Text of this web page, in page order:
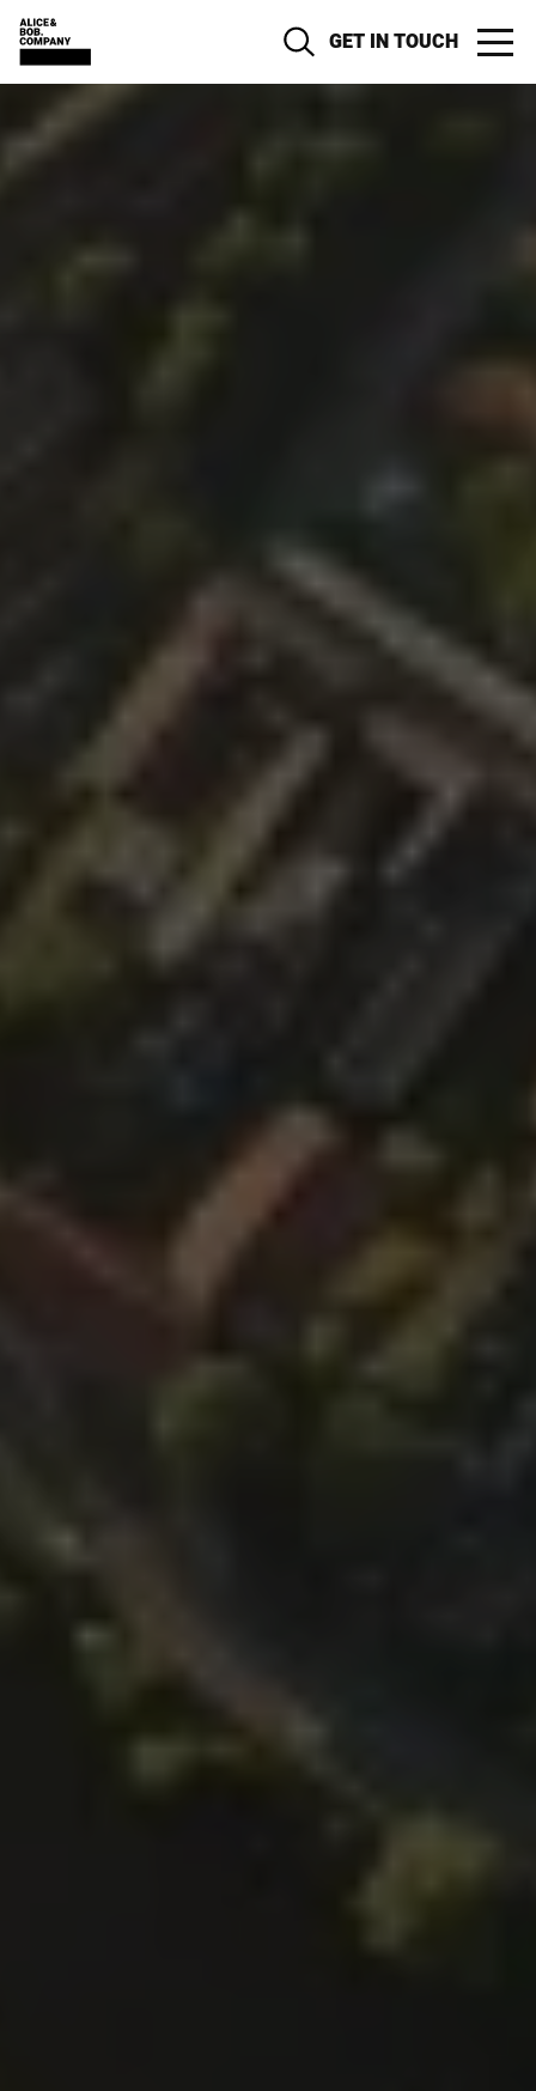
GET IN TOUCH